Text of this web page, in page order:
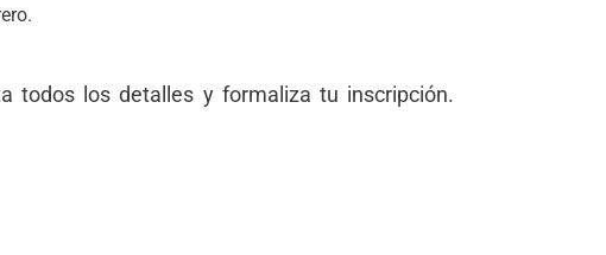
todos los detalles y formaliza tu inscripción.